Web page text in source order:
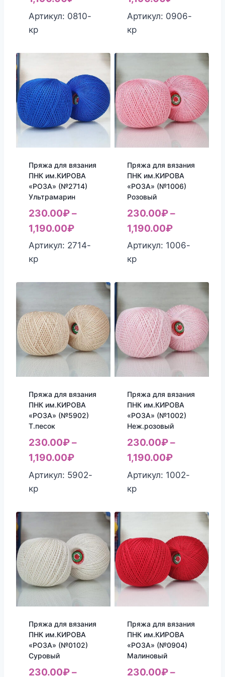
Артикул: 0810-
кр
Артикул: 0906-
кр
Пряжа для вязания
ПНК им.КИРОВА
«РОЗА» (№2714)
Ультрамарин
230.00₽–
1,190.00₽
Артикул: 2714-
кр
Пряжа для вязания
ПНК им.КИРОВА
«РОЗА» (№1006)
Розовый
230.00₽–
1,190.00₽
Артикул: 1006-
кр
Пряжа для вязания
ПНК им.КИРОВА
«РОЗА» (№5902)
Т.песок
230.00₽–
1,190.00₽
Артикул: 5902-
кр
Пряжа для вязания
ПНК им.КИРОВА
«РОЗА» (№1002)
Неж.розовый
230.00₽–
1,190.00₽
Артикул: 1002-
кр
Пряжа для вязания
ПНК им.КИРОВА
«РОЗА» (№0102)
Суровый
230.00₽–
Пряжа для вязания
ПНК им.КИРОВА
«РОЗА» (№0904)
Малиновый
230.00₽–